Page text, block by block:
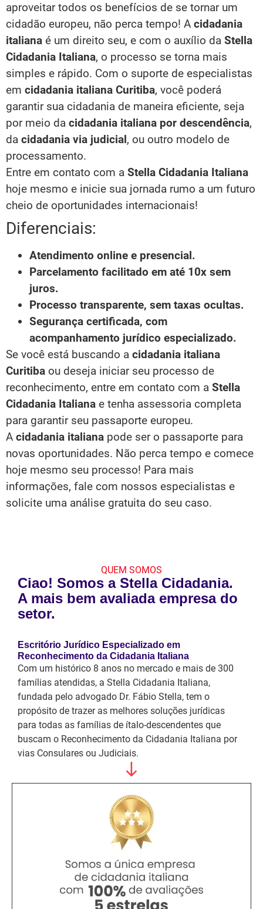
aproveitar todos os benefícios de se tornar um
cidadão europeu, não perca tempo! A cidadania
italiana é um direito seu, e com o auxílio da Stella
Cidadania Italiana, o processo se torna mais
simples e rápido. Com o suporte de especialistas
em cidadania italiana Curitiba, você poderá
garantir sua cidadania de maneira eficiente, seja
por meio da cidadania italiana por descendência,
da cidadania via judicial, ou outro modelo de
processamento.
Entre em contato com a Stella Cidadania Italiana
hoje mesmo e inicie sua jornada rumo a um futuro
cheio de oportunidades internacionais!
Diferenciais:
Atendimento online e presencial.
Parcelamento facilitado em até 10x sem
juros.
Processo transparente, sem taxas ocultas.
Segurança certificada, com
acompanhamento jurídico especializado.
Se você está buscando a cidadania italiana
Curitiba ou deseja iniciar seu processo de
reconhecimento, entre em contato com a Stella
Cidadania Italiana e tenha assessoria completa
para garantir seu passaporte europeu.
A cidadania italiana pode ser o passaporte para
novas oportunidades. Não perca tempo e comece
hoje mesmo seu processo! Para mais
informações, fale com nossos especialistas e
solicite uma análise gratuita do seu caso.
QUEM SOMOS
Ciao! Somos a Stella Cidadania.
A mais bem avaliada empresa do
setor.
Escritório Jurídico Especializado em
Reconhecimento da Cidadania Italiana
Com um histórico 8 anos no mercado e mais de 300
famílias atendidas, a Stella Cidadania Italiana,
fundada pelo advogado Dr. Fábio Stella, tem o
propósito de trazer as melhores soluções jurídicas
para todas as famílias de ítalo-descendentes que
buscam o Reconhecimento da Cidadania Italiana por
vias Consulares ou Judiciais.